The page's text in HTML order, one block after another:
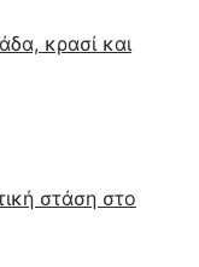
κρασί και
στάση στο